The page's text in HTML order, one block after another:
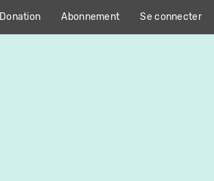
Donation Abonnement Se connecter